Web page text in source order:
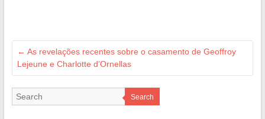
← As revelações recentes sobre o casamento de Geoffroy
Lejeune e Charlotte d’Ornellas
Search